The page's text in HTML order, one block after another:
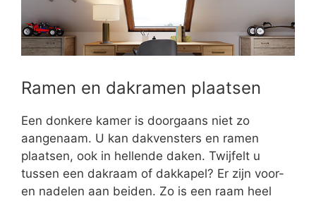
Ramen en dakramen plaatsen
Een donkere kamer is doorgaans niet zo
aangenaam. U kan dakvensters en ramen
plaatsen, ook in hellende daken. Twijfelt u
tussen een dakraam of dakkapel? Er zijn voor-
en nadelen aan beiden. Zo is een raam heel